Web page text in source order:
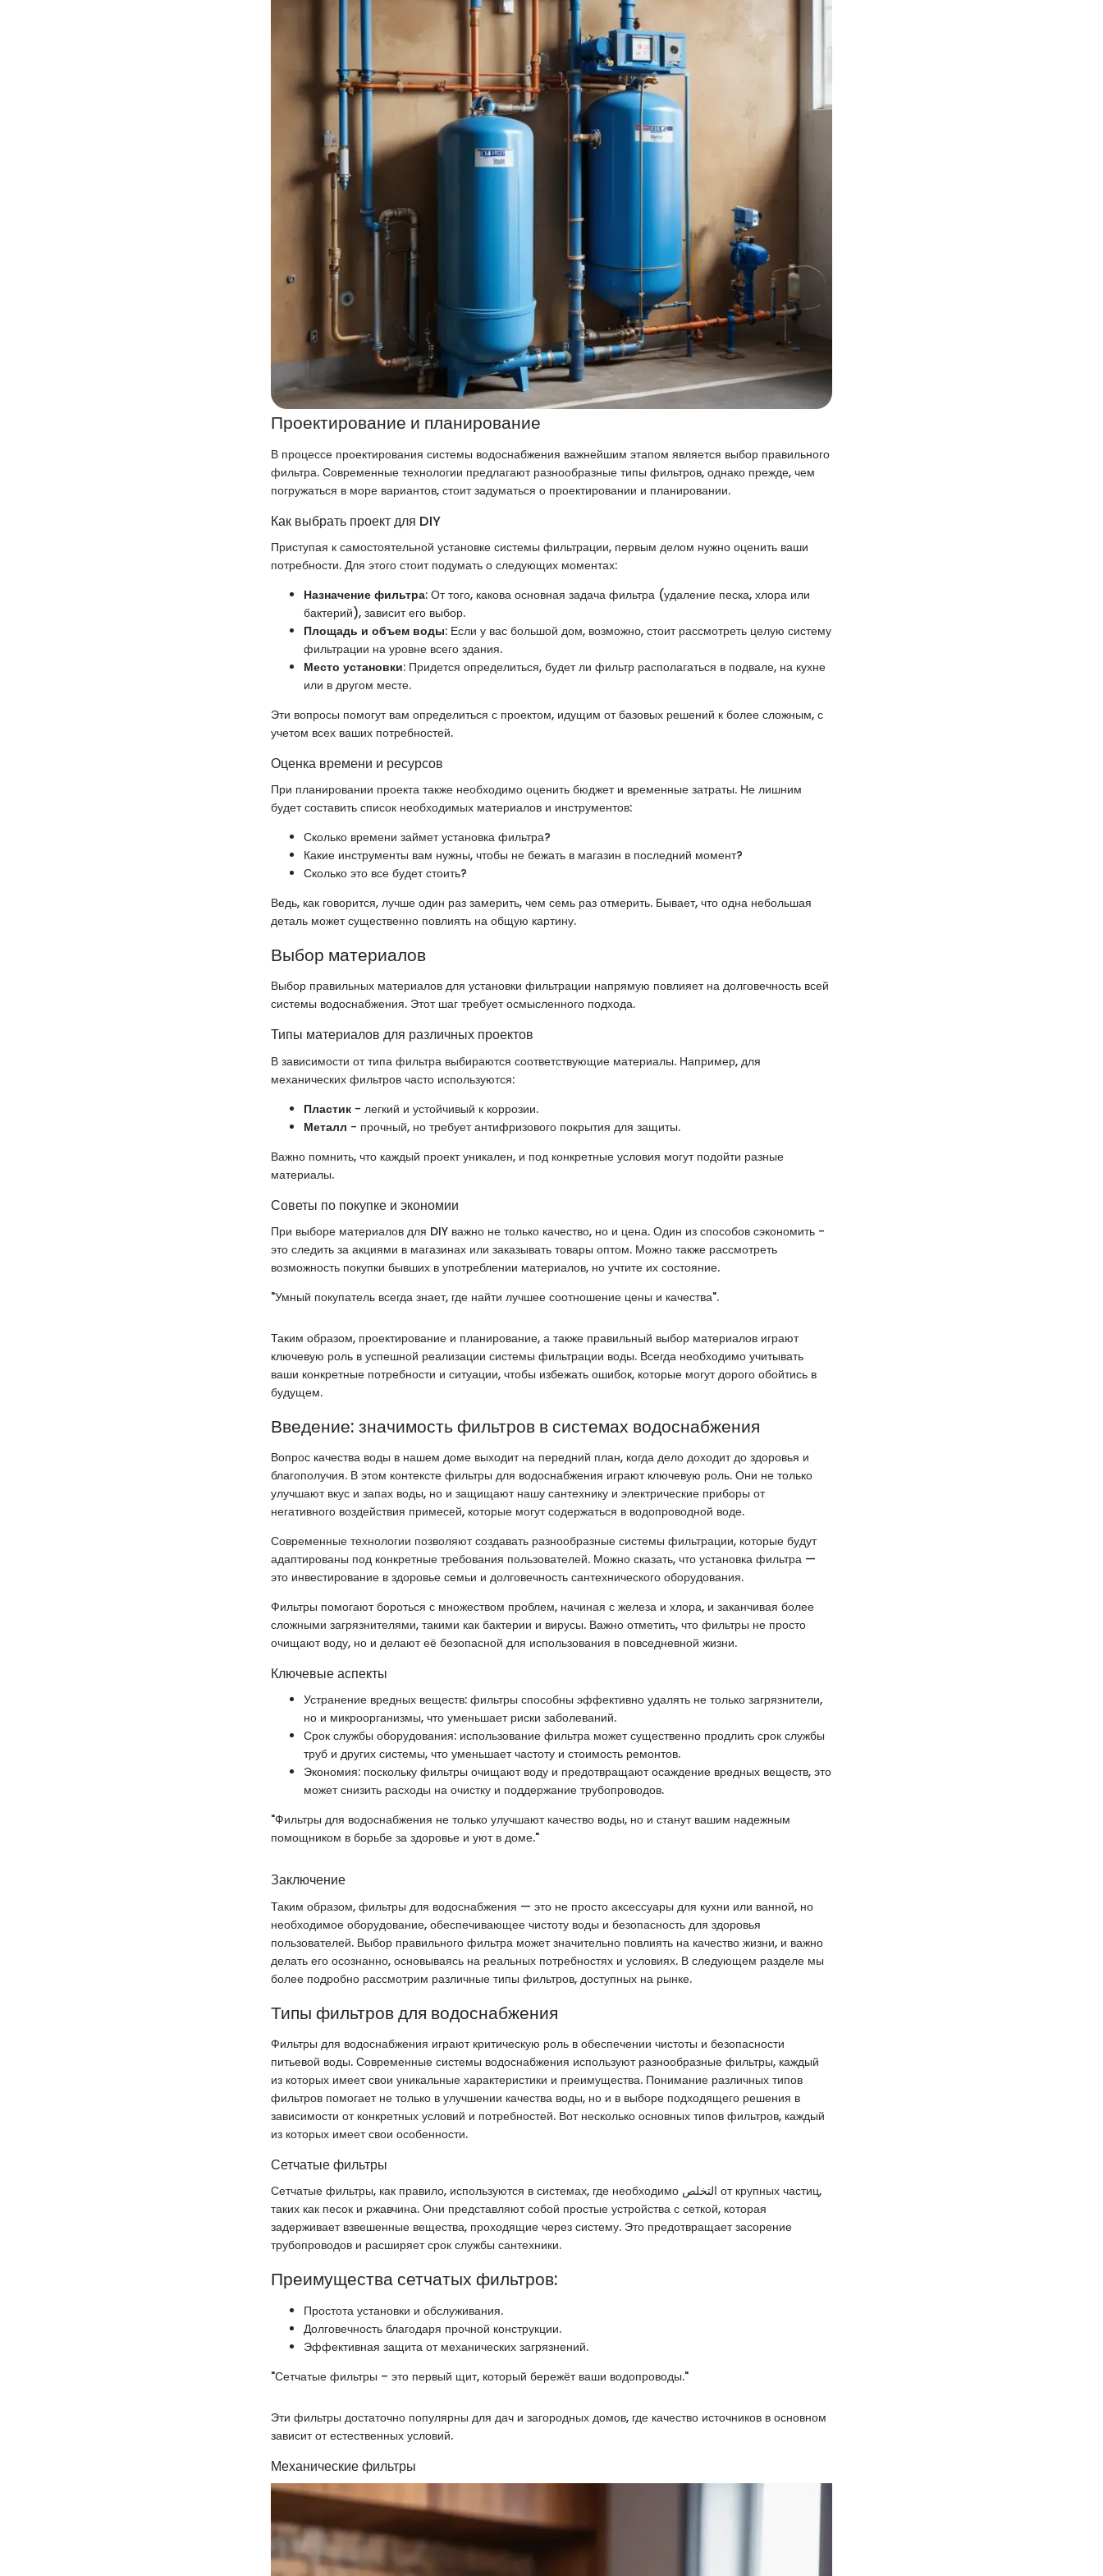
Проектирование и планирование
В процессе проектирования системы водоснабжения важнейшим этапом является выбор правильного
фильтра. Современные технологии предлагают разнообразные типы фильтров, однако прежде, чем
погружаться в море вариантов, стоит задуматься о проектировании и планировании.
Как выбрать проект для DIY
Приступая к самостоятельной установке системы фильтрации, первым делом нужно оценить ваши
потребности. Для этого стоит подумать о следующих моментах:
Назначение фильтра: От того, какова основная задача фильтра (удаление песка, хлора или
бактерий), зависит его выбор.
Площадь и объем воды: Если у вас большой дом, возможно, стоит рассмотреть целую систему
фильтрации на уровне всего здания.
Место установки: Придется определиться, будет ли фильтр располагаться в подвале, на кухне
или в другом месте.
Эти вопросы помогут вам определиться с проектом, идущим от базовых решений к более сложным, с
учетом всех ваших потребностей.
Оценка времени и ресурсов
При планировании проекта также необходимо оценить бюджет и временные затраты. Не лишним
будет составить список необходимых материалов и инструментов:
Сколько времени займет установка фильтра?
Какие инструменты вам нужны, чтобы не бежать в магазин в последний момент?
Сколько это все будет стоить?
Ведь, как говорится, лучше один раз замерить, чем семь раз отмерить. Бывает, что одна небольшая
деталь может существенно повлиять на общую картину.
Выбор материалов
Выбор правильных материалов для установки фильтрации напрямую повлияет на долговечность всей
системы водоснабжения. Этот шаг требует осмысленного подхода.
Типы материалов для различных проектов
В зависимости от типа фильтра выбираются соответствующие материалы. Например, для
механических фильтров часто используются:
Пластик - легкий и устойчивый к коррозии.
Металл - прочный, но требует антифризового покрытия для защиты.
Важно помнить, что каждый проект уникален, и под конкретные условия могут подойти разные
материалы.
Советы по покупке и экономии
При выборе материалов для DIY важно не только качество, но и цена. Один из способов сэкономить -
это следить за акциями в магазинах или заказывать товары оптом. Можно также рассмотреть
возможность покупки бывших в употреблении материалов, но учтите их состояние.
"Умный покупатель всегда знает, где найти лучшее соотношение цены и качества".
Таким образом, проектирование и планирование, а также правильный выбор материалов играют
ключевую роль в успешной реализации системы фильтрации воды. Всегда необходимо учитывать
ваши конкретные потребности и ситуации, чтобы избежать ошибок, которые могут дорого обойтись в
будущем.
Введение: значимость фильтров в системах водоснабжения
Вопрос качества воды в нашем доме выходит на передний план, когда дело доходит до здоровья и
благополучия. В этом контексте фильтры для водоснабжения играют ключевую роль. Они не только
улучшают вкус и запах воды, но и защищают нашу сантехнику и электрические приборы от
негативного воздействия примесей, которые могут содержаться в водопроводной воде.
Современные технологии позволяют создавать разнообразные системы фильтрации, которые будут
адаптированы под конкретные требования пользователей. Можно сказать, что установка фильтра —
это инвестирование в здоровье семьи и долговечность сантехнического оборудования.
Фильтры помогают бороться с множеством проблем, начиная с железа и хлора, и заканчивая более
сложными загрязнителями, такими как бактерии и вирусы. Важно отметить, что фильтры не просто
очищают воду, но и делают её безопасной для использования в повседневной жизни.
Ключевые аспекты
Устранение вредных веществ: фильтры способны эффективно удалять не только загрязнители,
но и микроорганизмы, что уменьшает риски заболеваний.
Срок службы оборудования: использование фильтра может существенно продлить срок службы
труб и других системы, что уменьшает частоту и стоимость ремонтов.
Экономия: поскольку фильтры очищают воду и предотвращают осаждение вредных веществ, это
может снизить расходы на очистку и поддержание трубопроводов.
"Фильтры для водоснабжения не только улучшают качество воды, но и станут вашим надежным
помощником в борьбе за здоровье и уют в доме."
Заключение
Таким образом, фильтры для водоснабжения — это не просто аксессуары для кухни или ванной, но
необходимое оборудование, обеспечивающее чистоту воды и безопасность для здоровья
пользователей. Выбор правильного фильтра может значительно повлиять на качество жизни, и важно
делать его осознанно, основываясь на реальных потребностях и условиях. В следующем разделе мы
более подробно рассмотрим различные типы фильтров, доступных на рынке.
Типы фильтров для водоснабжения
Фильтры для водоснабжения играют критическую роль в обеспечении чистоты и безопасности
питьевой воды. Современные системы водоснабжения используют разнообразные фильтры, каждый
из которых имеет свои уникальные характеристики и преимущества. Понимание различных типов
фильтров помогает не только в улучшении качества воды, но и в выборе подходящего решения в
зависимости от конкретных условий и потребностей. Вот несколько основных типов фильтров, каждый
из которых имеет свои особенности.
Сетчатые фильтры
Сетчатые фильтры, как правило, используются в системах, где необходимо التخلص от крупных частиц,
таких как песок и ржавчина. Они представляют собой простые устройства с сеткой, которая
задерживает взвешенные вещества, проходящие через систему. Это предотвращает засорение
трубопроводов и расширяет срок службы сантехники.
Преимущества сетчатых фильтров:
Простота установки и обслуживания.
Долговечность благодаря прочной конструкции.
Эффективная защита от механических загрязнений.
"Сетчатые фильтры – это первый щит, который бережёт ваши водопроводы."
Эти фильтры достаточно популярны для дач и загородных домов, где качество источников в основном
зависит от естественных условий.
Механические фильтры